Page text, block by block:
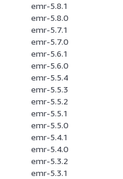
emr-5.8.1
emr-5.8.0
emr-5.7.1
emr-5.7.0
emr-5.6.1
emr-5.6.0
emr-5.5.4
emr-5.5.3
emr-5.5.2
emr-5.5.1
emr-5.5.0
emr-5.4.1
emr-5.4.0
emr-5.3.2
emr-5.3.1